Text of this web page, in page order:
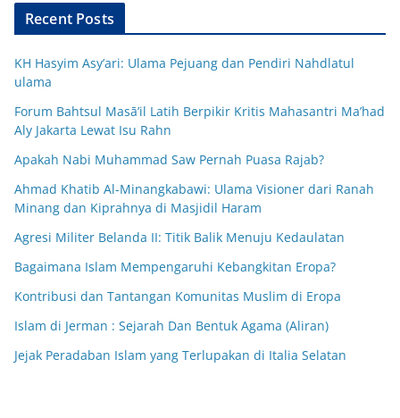
Recent Posts
KH Hasyim Asy’ari: Ulama Pejuang dan Pendiri Nahdlatul
ulama
Forum Bahtsul Masā’il Latih Berpikir Kritis Mahasantri Ma’had
Aly Jakarta Lewat Isu Rahn
Apakah Nabi Muhammad Saw Pernah Puasa Rajab?
Ahmad Khatib Al-Minangkabawi: Ulama Visioner dari Ranah
Minang dan Kiprahnya di Masjidil Haram
Agresi Militer Belanda II: Titik Balik Menuju Kedaulatan
Bagaimana Islam Mempengaruhi Kebangkitan Eropa?
Kontribusi dan Tantangan Komunitas Muslim di Eropa
Islam di Jerman : Sejarah Dan Bentuk Agama (Aliran)
Jejak Peradaban Islam yang Terlupakan di Italia Selatan